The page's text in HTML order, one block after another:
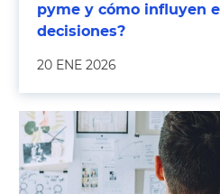
pyme y cómo influyen
decisiones?
20 ENE 2026